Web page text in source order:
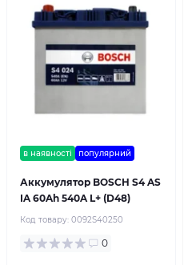
в наявності популярний
Аккумулятор BOSCH S4 AS
IA 60Ah 540A L+ (D48)
Код товару: 0092S40250
0